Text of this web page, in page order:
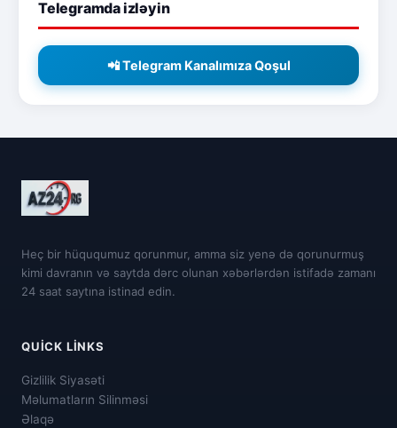
Telegramda izləyin
📲 Telegram Kanalımıza Qoşul
Heç bir hüququmuz qorunmur, amma siz yenə də qorunurmuş
kimi davranın və saytda dərc olunan xəbərlərdən istifadə zamanı
24 saat saytına istinad edin.
QUICK LINKS
Gizlilik Siyasəti
Məlumatların Silinməsi
Əlaqə